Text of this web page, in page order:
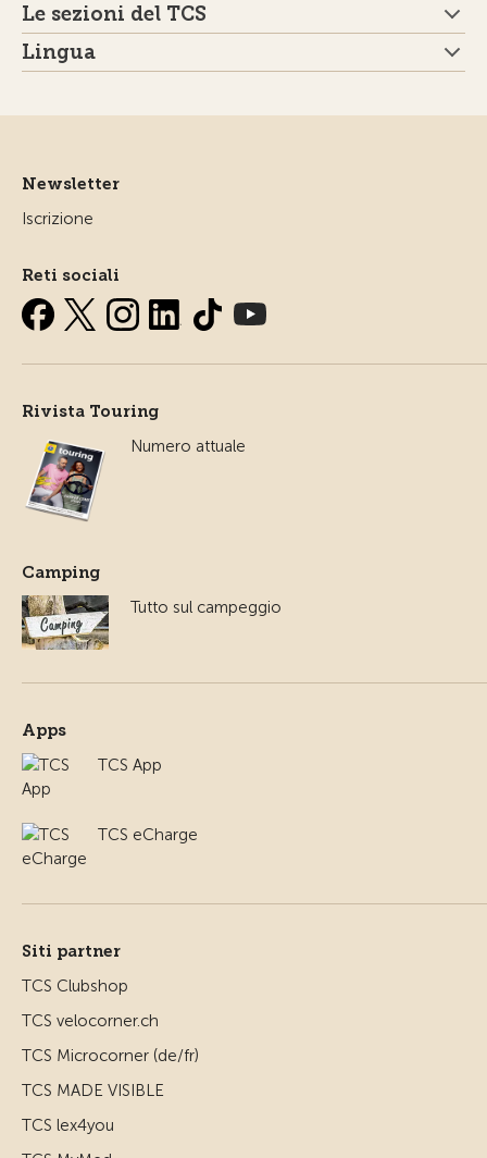
Le sezioni del TCS
Lingua
Newsletter
Iscrizione
Reti sociali
Rivista Touring
Numero attuale
Camping
Tutto sul campeggio
Apps
TCS App
TCS eCharge
Siti partner
TCS Clubshop
TCS velocorner.ch
TCS Microcorner (de/fr)
TCS MADE VISIBLE
TCS lex4you